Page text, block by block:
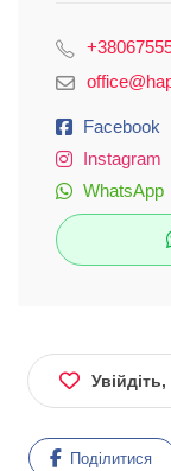
Facebook
Instagram
WhatsApp
Поділитися